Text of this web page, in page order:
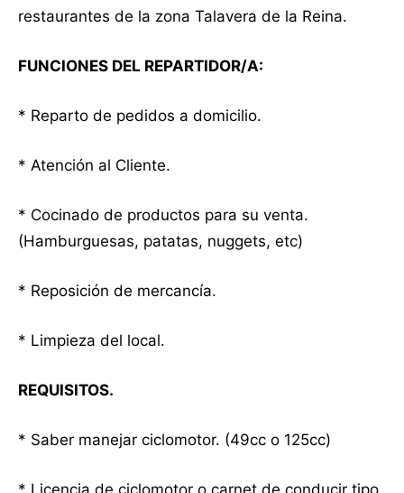
restaurantes de la zona Talavera de la Reina.
FUNCIONES DEL REPARTIDOR/A:
* Reparto de pedidos a domicilio.
* Atención al Cliente.
* Cocinado de productos para su venta.
(Hamburguesas, patatas, nuggets, etc)
* Reposición de mercancía.
* Limpieza del local.
REQUISITOS.
* Saber manejar ciclomotor. (49cc o 125cc)
* Licencia de ciclomotor o carnet de conducir tipo